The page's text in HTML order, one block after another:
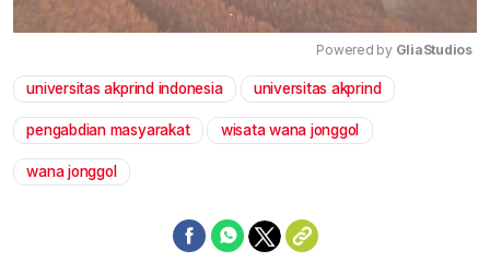
Powered by GliaStudios
universitas akprind indonesia universitas akprind
pengabdian masyarakat wisata wana jonggol
wana jonggol